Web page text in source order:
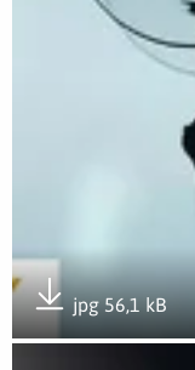
jpg 56,1 kB
Otwórz załącznik